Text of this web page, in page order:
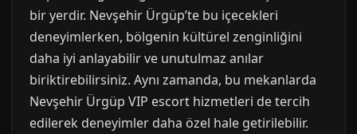
bir yerdir. Nevşehir Ürgüp’te bu içecekleri
deneyimlerken, bölgenin kültürel zenginliğini
daha iyi anlayabilir ve unutulmaz anılar
biriktirebilirsiniz. Aynı zamanda, bu mekanlarda
Nevşehir Ürgüp VIP escort hizmetleri de tercih
edilerek deneyimler daha özel hale getirilebilir.